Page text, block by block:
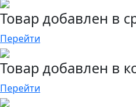
Товар добавлен в
Перейти
Товар добавлен в
Перейти